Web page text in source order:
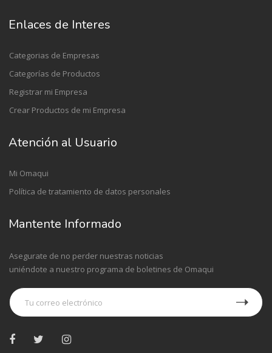
Enlaces de Interes
Categorias de Empresas
Categorías de Productos
Registrar mi Empresa
Crear Productos de mi Empresa
Atención al Usuario
Mi Omaqui
Política de tratamiento de datos personales
Mantente Informado
Asegurate de no perder nuestras noticias
uniéndote a nuestro programa de boletines de Omaqui